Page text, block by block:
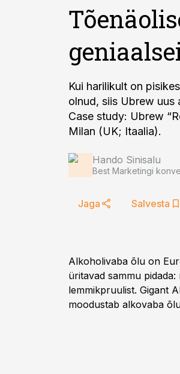
Kui harilikult on
olnud, siis Ubrew uus
Case study: Ubrew
Milan (UK; Itaalia).
Hando Sinisalu
Best Marketingi
Jaga Salvesta
Alkoholivaba õlu on
üritavad sammu
lemmikpruulist. Gigant
moodustab alkovaba